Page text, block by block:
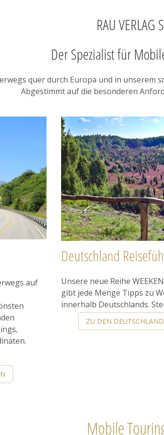
RAU VERLAG
Der Spezialist für
quer durch Europa und in unserem
Abgestimmt auf die besonderen
auf
Deutschland
Unsere neue Reihe
gibt jede Menge Tipps zu
innerhalb Deutschlands.
ZU DEN
Mobile